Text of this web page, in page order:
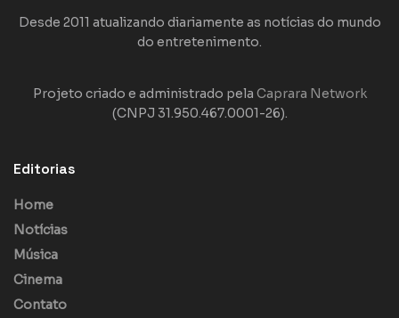
Desde 2011 atualizando diariamente as notícias do mundo
do entretenimento.
Projeto criado e administrado pela Caprara Network
(CNPJ 31.950.467.0001-26).
Editorias
Home
Notícias
Música
Cinema
Contato